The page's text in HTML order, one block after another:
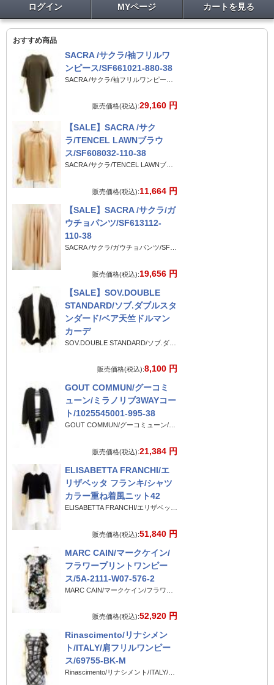
ログイン MYページ カートを見る
おすすめ商品
SACRA /サクラ/袖フリルワ
ンピース/SF661021-880-38
販売価格(税込):29,160 円
【SALE】SACRA /サク
ラ/TENCEL LAWNブラウ
ス/SF608032-110-38
販売価格(税込):11,664 円
【SALE】SACRA /サクラ/ガ
ウチョパンツ/SF613112-
110-38
販売価格(税込):19,656 円
【SALE】SOV.DOUBLE
STANDARD/ソブ.ダブルスタ
ンダード/ベア天竺ドルマン
カーデ
販売価格(税込):8,100 円
GOUT COMMUN/グーコミ
ューン/ミラノリブ3WAYコー
ト/1025545001-995-38
販売価格(税込):21,384 円
ELISABETTA FRANCHI/エ
リザベッタ フランキ/シャツ
カラー重ね着風ニット42
販売価格(税込):51,840 円
MARC CAIN/マークケイン/
フラワープリントワンピー
ス/5A-2111-W07-576-2
販売価格(税込):52,920 円
Rinascimento/リナシメン
ト/ITALY/肩フリルワンピー
ス/69755-BK-M